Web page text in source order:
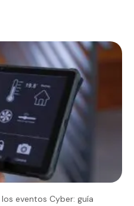
eventos Cyber: guía